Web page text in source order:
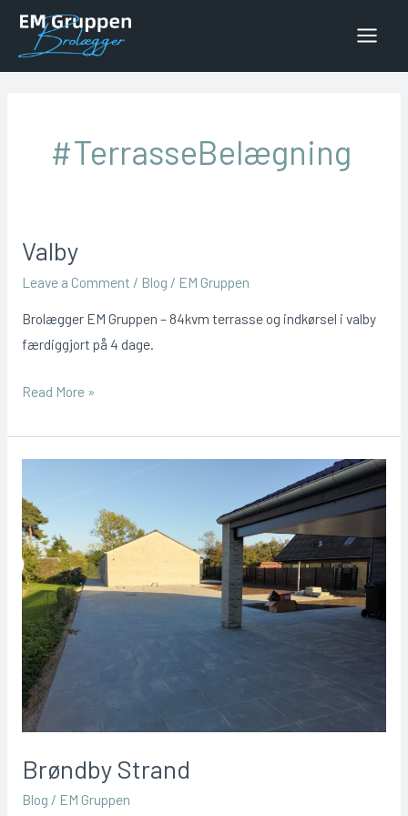
Skip
content
#TerrasseBelægning
Valby
Leave a Comment / Blog / EM Gruppen
Brolægger EM Gruppen – 84kvm terrasse og indkørsel i valby
færdiggjort på 4 dage.
Valby
Read More »
Brøndby Strand
Blog / EM Gruppen